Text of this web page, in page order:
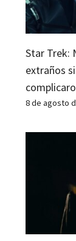
Star Trek:
extraños
8 de agosto